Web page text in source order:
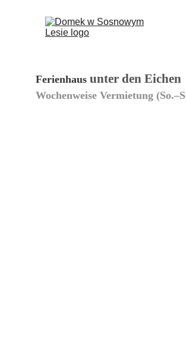
Ferienhaus unter den Eichen
Wochenweise Vermietung